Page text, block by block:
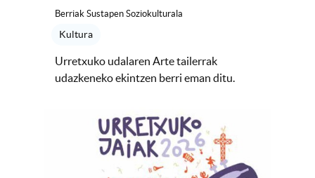
Berriak Sustapen Soziokulturala
Kultura
Urretxuko udalaren Arte tailerrak
udazkeneko ekintzen berri eman ditu.